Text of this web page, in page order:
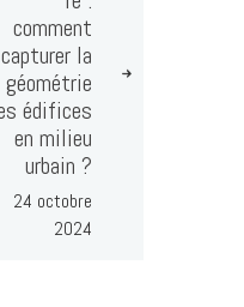
comment
capturer la
géométrie
édifices
en milieu
urbain ?
24 octobre
2024